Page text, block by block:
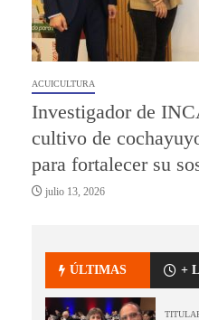
ACUICULTURA
Investigador de
cultivo de
para fortalecer su
julio 13, 2026
ÚLTIMAS +